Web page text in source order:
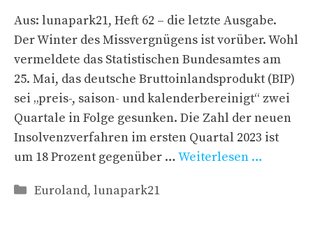
Aus: lunapark21, Heft 62 – die letzte Ausgabe.
Der Winter des Missvergnügens ist vorüber. Wohl
vermeldete das Statistischen Bundesamtes am
25. Mai, das deutsche Bruttoinlandsprodukt (BIP)
sei „preis-, saison- und kalenderbereinigt“ zwei
Quartale in Folge gesunken. Die Zahl der neuen
Insolvenzverfahren im ersten Quartal 2023 ist
um 18 Prozent gegenüber … Weiterlesen …
Kategorien
Euroland, lunapark21